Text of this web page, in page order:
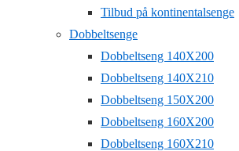
Tilbud på kontinentalsenge
Dobbeltsenge
Dobbeltseng 140X200
Dobbeltseng 140X210
Dobbeltseng 150X200
Dobbeltseng 160X200
Dobbeltseng 160X210